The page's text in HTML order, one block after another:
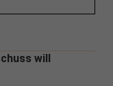
will